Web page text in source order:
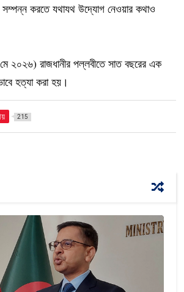
সম্পন্ন করতে যথাযথ উদ্যোগ নেওয়ার কথাও
২০২৬) রাজধানীর পল্লবীতে সাত বছরের এক
হত্যা করা হয়।
215